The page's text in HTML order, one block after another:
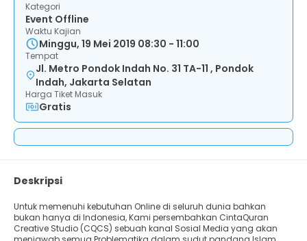
Kategori
Event Offline
Waktu Kajian
Minggu, 19 Mei 2019 08:30 - 11:00
Tempat
Jl. Metro Pondok Indah No. 31 TA-11 , Pondok
Indah, Jakarta Selatan
Harga Tiket Masuk
Gratis
Deskripsi
Untuk memenuhi kebutuhan Online di seluruh dunia bahkan
bukan hanya di Indonesia, Kami persembahkan CintaQuran
Creative Studio (CQCS) sebuah kanal Sosial Media yang akan